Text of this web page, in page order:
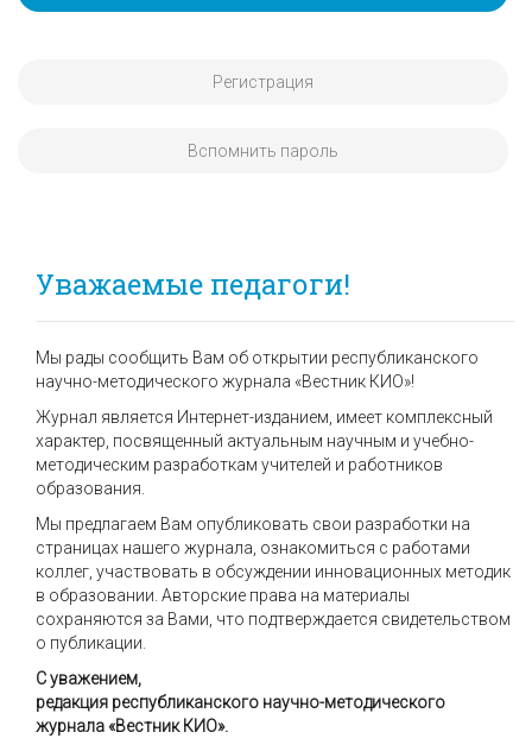
Регистрация
Вспомнить пароль
Уважаемые педагоги!
Мы рады сообщить Вам об открытии республиканского
научно-методического журнала «Вестник КИО»!
Журнал является Интернет-изданием, имеет комплексный
характер, посвященный актуальным научным и учебно-
методическим разработкам учителей и работников
образования.
Мы предлагаем Вам опубликовать свои разработки на
страницах нашего журнала, ознакомиться с работами
коллег, участвовать в обсуждении инновационных методик
в образовании. Авторские права на материалы
сохраняются за Вами, что подтверждается свидетельством
о публикации.
С уважением,
редакция республиканского научно-методического
журнала «Вестник КИО».